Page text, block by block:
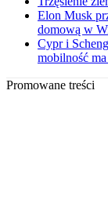
Elon Musk
domową w
Cypr i
mobilność
Promowane treści